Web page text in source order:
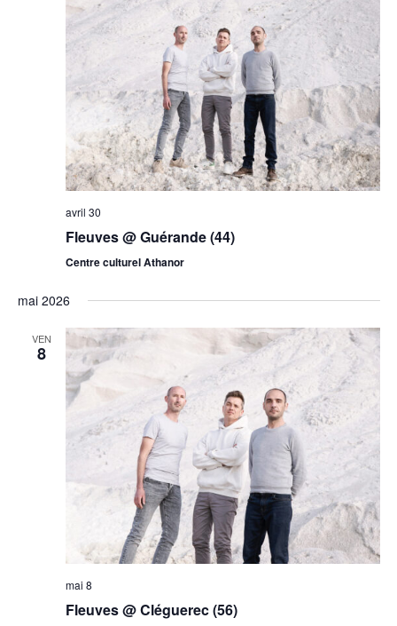
avril 30
Fleuves @ Guérande (44)
Centre culturel Athanor
mai 2026
VEN
8
mai 8
Fleuves @ Cléguerec (56)